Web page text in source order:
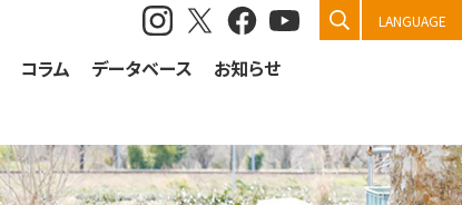
検索
コラム データベース お知らせ
LANGUAGE